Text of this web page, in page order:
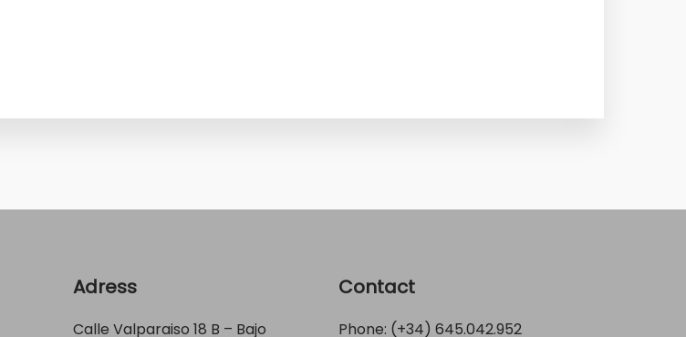
Adress
Calle Valparaiso 18 B – Bajo
Contact
Phone: (+34) 645.042.952